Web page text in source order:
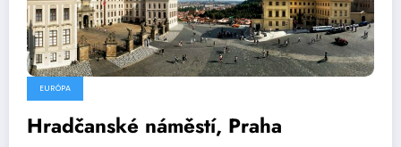
EURÓPA
Hradčanské náměstí, Praha